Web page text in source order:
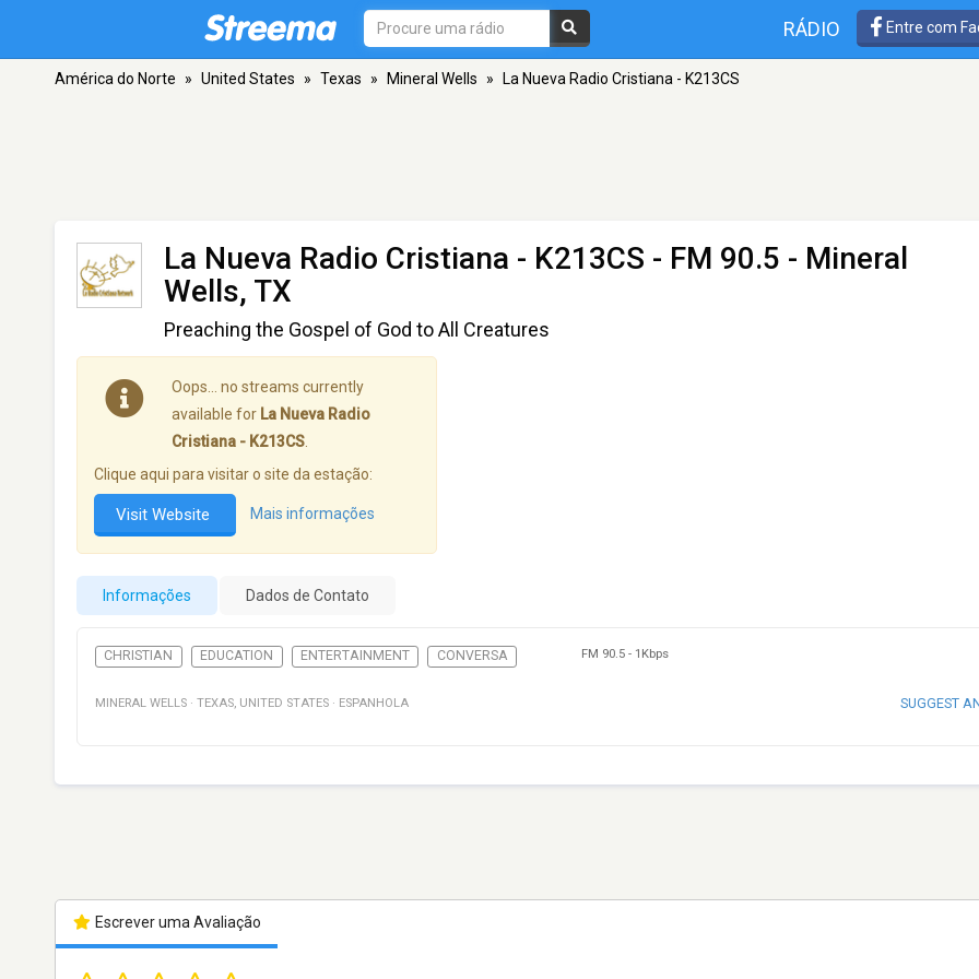
RÁDIO Entre com
América do Norte » United States » Texas » Mineral Wells » La Nueva Radio Cristiana - K213CS
La Nueva Radio Cristiana - K213CS - FM 90.5 - Mineral
Wells, TX
Preaching the Gospel of God to All Creatures
Oops… no streams currently
available for La Nueva Radio
Cristiana - K213CS
Clique aqui para visitar o site da estação:
Visit Website Mais informações
Informações Dados de Contato
CHRISTIAN EDUCATION ENTERTAINMENT CONVERSA FM 90.5 - 1Kbps
MINERAL WELLS · TEXAS, UNITED STATES · ESPANHOLA SUGGEST
Escrever uma Avaliação